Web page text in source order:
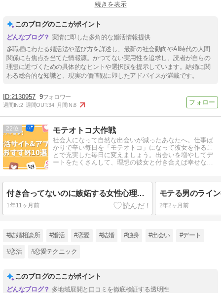
続きを表示
このブログのここがポイント
実情に即した多角的な婚活情報提供
多職種にわたる婚活法や選び方を詳述し、最新の社会動向やAI時代の人間
関係にも焦点を当てた情報源。かつてない実用性を追求し、読者が自らの
理想に近づくための具体的なヒントや選択肢を提示しています。結婚に関
わる総合的な知識と、現実の価値観に即したアドバイスが満載です。
2130957 9
週間IN:2 週間OUT:34 月間IN:8
22 モテオトコ大作戦
社会人になって自然な出会いが減ったあなたへ。仕事ば
かりで辛い毎日を「モテオトコ」になって彼女を作るこ
とで充実した毎日に変えましょう。出会いを増やしてデ
ートをたくさんして、理想の彼女と付き合えば幸せな毎
付き合ってないのに嫉妬する女性心理とは？好意か脈なしを徹底解説！
1年11ヶ月前 2年2ヶ月前
#結婚相談所 #婚活 #恋愛 #結婚 #独身 #出会い #デート
#恋活 #恋愛テクニック
このブログのここがポイント
多地域展開と口コミを徹底検証する透明性